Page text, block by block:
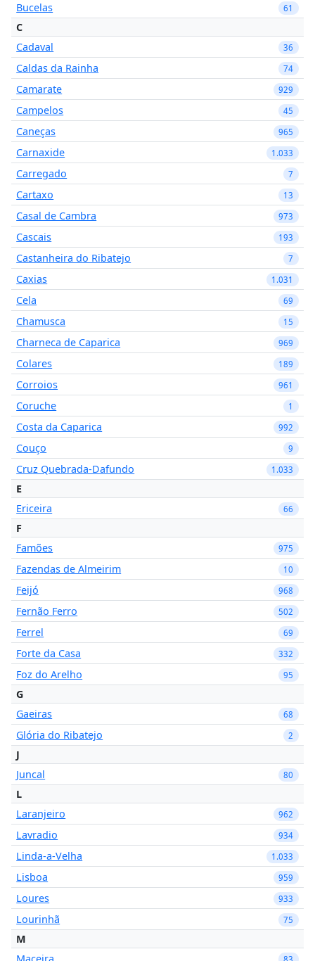
Bucelas 61
C
Cadaval
36
Caldas da Rainha 74
Camarate 929
Campelos 45
Caneças 965
Carnaxide 1.033
Carregado 7
Cartaxo 13
Casal de Cambra 973
Cascais 193
Castanheira do Ribatejo 7
Caxias 1.031
Cela 69
Chamusca 15
Charneca de Caparica 969
Colares 189
Corroios 961
Coruche 1
Costa da Caparica 992
Couço 9
Cruz Quebrada-Dafundo 1.033
E
Ericeira
66
F
Famões
975
Fazendas de Almeirim 10
Feijó 968
Fernão Ferro 502
Ferrel 69
Forte da Casa 332
Foz do Arelho 95
G
Gaeiras
68
Glória do Ribatejo 2
J
Juncal
80
L
Laranjeiro
962
Lavradio 934
Linda-a-Velha 1.033
Lisboa 959
Loures 933
Lourinhã 75
M